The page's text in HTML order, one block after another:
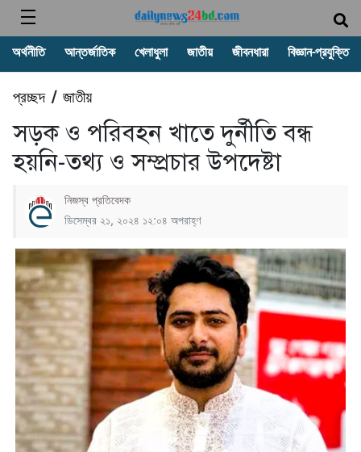
অর্থনীতি আন্তর্জাতিক খেলাধুলা জাতীয় জীবনধারা বিজ্ঞান-প্রযুক্তি
প্রচ্ছদ/ জাতীয়
সড়ক ও পরিবহন খাতে দুর্নীতি বন্ধ
হয়নি-তথ্য ও সম্প্রচার উপদেষ্টা
নিজস্ব প্রতিবেদক
ডিসেম্বর ২১, ২০২৪ ১২:০৪ অপরাহ্ণ